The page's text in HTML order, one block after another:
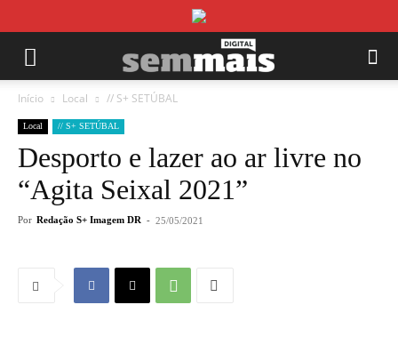
Início Local // S+ SETÚBAL
Local // S+ SETÚBAL
Desporto e lazer ao ar livre no
“Agita Seixal 2021”
Por Redação S+ Imagem DR - 25/05/2021